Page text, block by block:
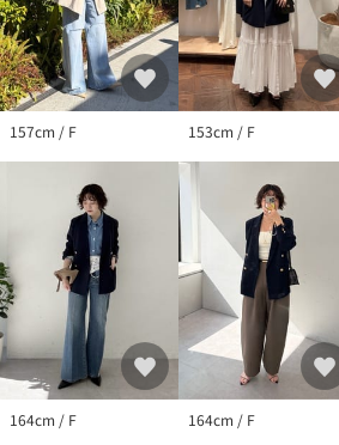
157cm / F 153cm / F
164cm / F 164cm / F